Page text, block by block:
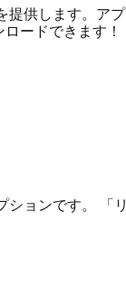
供します。アプ
ードできます！
ョンです。 「